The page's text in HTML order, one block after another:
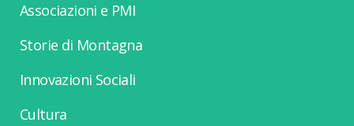
Associazioni e PMI
Storie di Montagna
Innovazioni Sociali
Cultura